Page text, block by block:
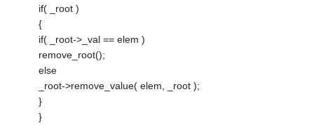
if( _root )
{
if( _root->_val == elem )
remove_root();
else
_root->remove_value( elem, _root );
}
}